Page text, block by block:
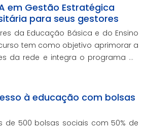
em Gestão Estratégica
para seus gestores
da Educação Básica e do Ensino
tem como objetivo aprimorar a
da rede e integra o programa de
gratuito da Re
à educação com bolsas
de 500 bolsas sociais com 50% de